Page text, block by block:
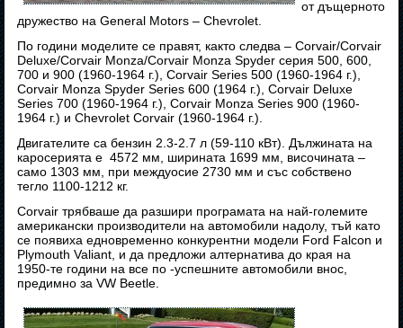
от дъщерното
дружество на General Motors – Chevrolet.
По години моделите се правят, както следва – Corvair/Corvair
Deluxe/Corvair Monza/Corvair Monza Spyder серия 500, 600,
700 и 900 (1960-1964 г.), Corvair Series 500 (1960-1964 г.),
Corvair Monza Spyder Series 600 (1964 г.), Corvair Deluxe
Series 700 (1960-1964 г.), Corvair Monza Series 900 (1960-
1964 г.) и Chevrolet Corvair (1960-1964 г.).
Двигателите са бензин 2.3-2.7 л (59-110 кВт). Дължината на
каросерията е 4572 мм, ширината 1699 мм, височината –
само 1303 мм, при междуосие 2730 мм и със собствено
тегло 1100-1212 кг.
Corvair трябваше да разшири програмата на най-големите
американски производители на автомобили надолу, тъй като
се появиха едновременно конкурентни модели Ford Falcon и
Plymouth Valiant, и да предложи алтернатива до края на
1950-те години на все по -успешните автомобили внос,
предимно за VW Beetle.